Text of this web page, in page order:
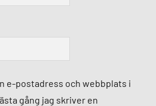
e-postadress och webbplats i
gång jag skriver en